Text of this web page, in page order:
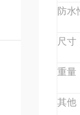
防水
尺寸
重量
其他